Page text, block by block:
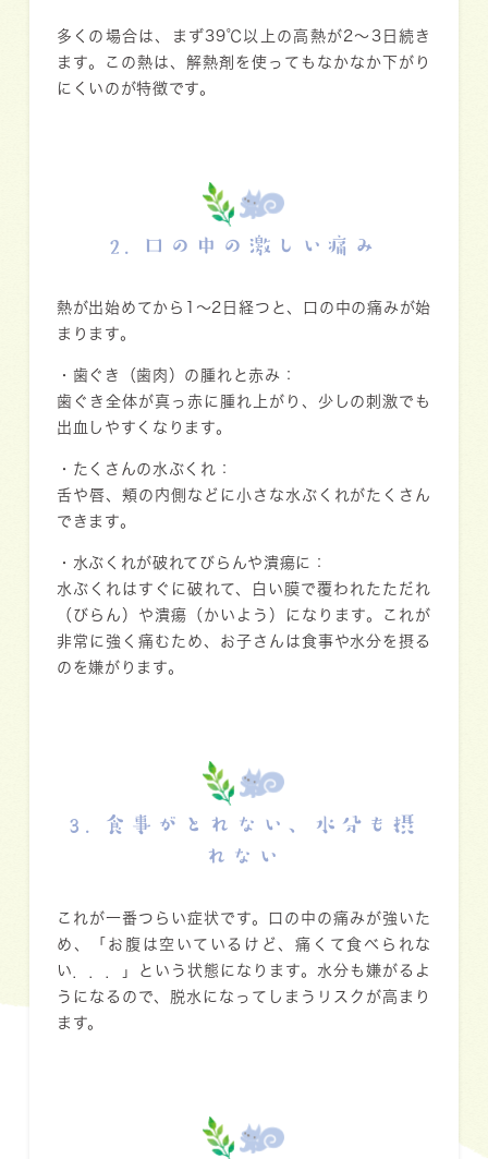
多くの場合は、まず39℃以上の高熱が2〜3日続き
ます。この熱は、解熱剤を使ってもなかなか下がり
にくいのが特徴です。
2. 口の中の激しい痛み
熱が出始めてから1〜2日経つと、口の中の痛みが始
まります。
・ 歯ぐき（歯肉）の腫れと赤み ：
歯ぐき全体が真っ赤に腫れ上がり、少しの刺激でも
出血しやすくなります。
・ たくさんの水ぶくれ ：
舌や唇、頬の内側などに小さな水ぶくれがたくさん
できます。
・ 水ぶくれが破れてびらんや潰瘍に
：
水ぶくれはすぐに破れて、白い膜で覆われたただれ
（びらん）や潰瘍（かいよう）になります。これが
非常に強く痛むため、お子さんは食事や水分を摂る
のを嫌がります。
3. 食事がとれない、水分も摂
れない
これが一番つらい症状です。口の中の痛みが強いた
め、「お腹は空いているけど、痛くて食べられな
い．．．」という状態になります。水分も嫌がるよ
うになるので、 脱水 になってしまうリスクが高まり
ます。